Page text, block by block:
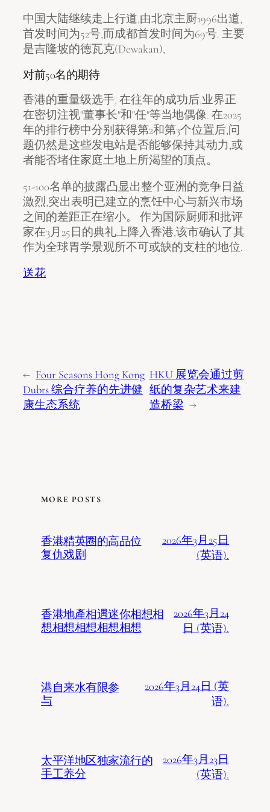
中国大陆继续走上行道,由北京主厨1996出道,
首发时间为52号,而成都首发时间为69号. 主要
是吉隆坡的德瓦克(Dewakan),
对前50名的期待
香港的重量级选手, 在往年的成功后,业界正
在密切注视"董事长"和"任"等当地偶像. 在2025
年的排行榜中分别获得第2和第3个位置后,问
题仍然是这些发电站是否能够保持其动力,或
者能否堵住家庭土地上所渴望的顶点。
51-100名单的披露凸显出整个亚洲的竞争日益
激烈,突出表明已建立的烹饪中心与新兴市场
之间的差距正在缩小。 作为国际厨师和批评
家在3月25日的典礼上降入香港,该市确认了其
作为全球胃学景观所不可或缺的支柱的地位.
送花
← Four Seasons Hong Kong
Dubts 综合疗养的先进健
康生态系统
HKU 展览会通过剪
纸的复杂艺术来建
造桥梁 →
MORE POSTS
香港精英圈的高品位
复仇戏剧
2026年3月25日
(英语).
香港地產相遇迷你相想相
想相想相想相想相想
2026年3月24
日 (英语).
港自来水有限参
与
2026年3月24日 (英
语).
太平洋地区独家流行的
手工养分
2026年3月23日
(英语).